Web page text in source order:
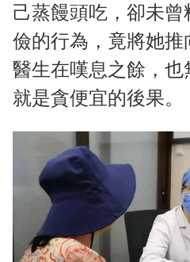
己蒸饅頭吃，卻未
儉的行為，竟將她推
醫生在嘆息之餘，也
就是貪便宜的後果。